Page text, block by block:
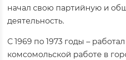
начал свою партийную и
деятельность.
С 1969 по 1973 годы –
комсомольской работе в